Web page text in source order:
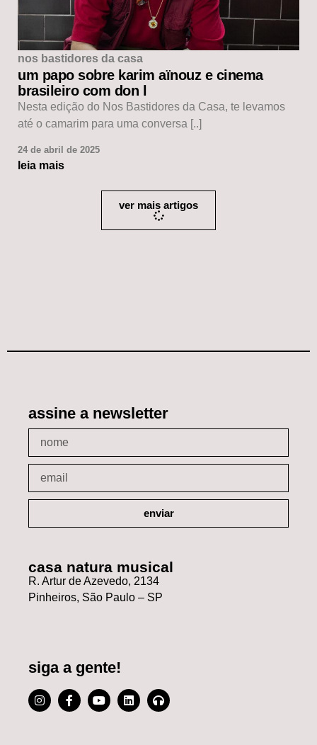
nos bastidores da casa
um papo sobre karim aïnouz e cinema
brasileiro com don l
Nesta edição do Nos Bastidores da Casa, te levamos
até o camarim para uma conversa [..]
24 de abril de 2025
leia mais
ver mais artigos
assine a newsletter
enviar
casa natura musical
R. Artur de Azevedo, 2134
Pinheiros, São Paulo – SP
siga a gente!